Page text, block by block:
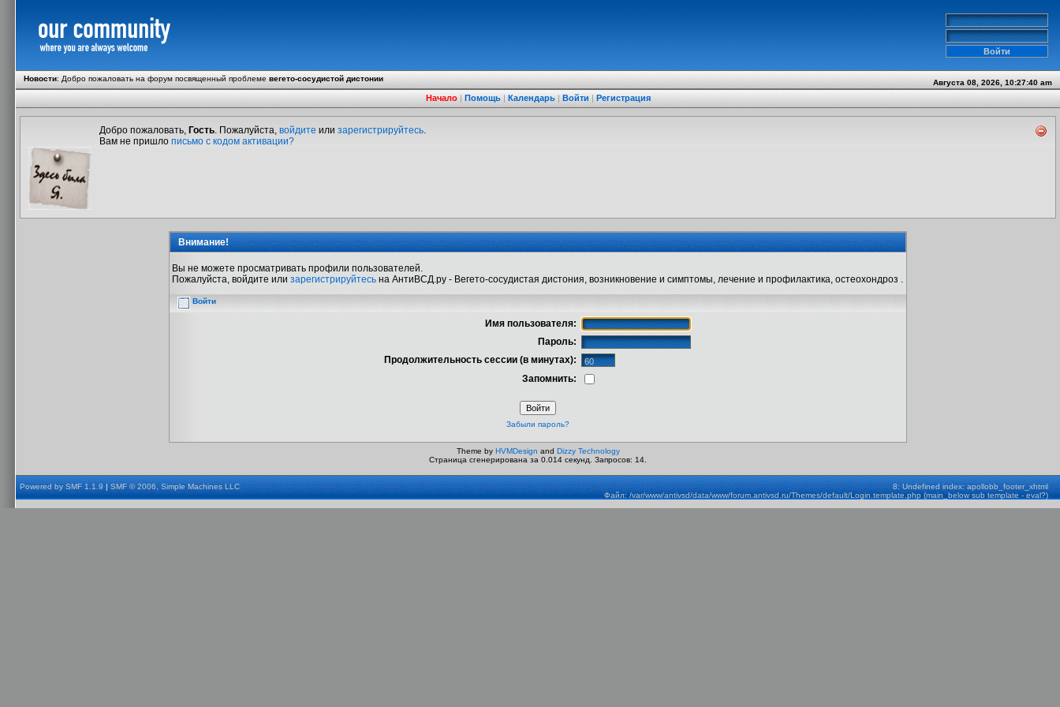
Новости:Добро пожаловать на форум посвященный проблемевегето-сосудистой дистонии Августа 08, 2026, 10:27:40 am
Начало|Помощь|Календарь|Войти|Регистрация
Добро пожаловать, Гость. Пожалуйста, войдите или зарегистрируйтесь.
Вам не пришло письмо с кодом активации?
Внимание!
Вы не можете просматривать профили пользователей.
Пожалуйста, войдите или зарегистрируйтесь на АнтиВСД.ру - Вегето-сосудистая дистония, возникновение и симптомы, лечение и профилактика, остеохондроз .
Войти
Имя пользователя:
Пароль:
Продолжительность сессии (в минутах):
Запомнить:
Забыли пароль?
Theme by HVMDesign and Dizzy Technology
Страница сгенерирована за 0.014 секунд. Запросов: 14.
Powered by SMF 1.1.9|SMF © 2006, Simple Machines LLC
8: Undefined index: apollobb_footer_xhtml
Файл: /var/www/antivsd/data/www/forum.antivsd.ru/Themes/default/Login.template.php (main_below sub template - eval?)